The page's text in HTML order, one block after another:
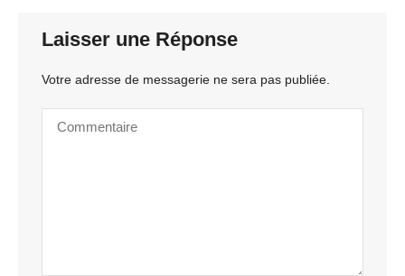
Laisser une Réponse
Votre adresse de messagerie ne sera pas publiée.